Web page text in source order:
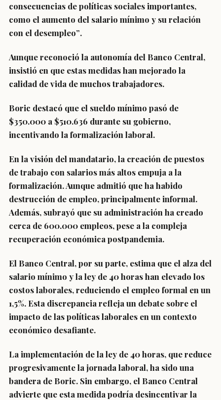
consecuencias de políticas sociales importantes,
como el aumento del salario mínimo y su relación
con el desempleo”.
Aunque reconoció la autonomía del Banco Central,
insistió en que estas medidas han mejorado la
calidad de vida de muchos trabajadores.
Boric destacó que el sueldo mínimo pasó de
$350.000 a $510.636 durante su gobierno,
incentivando la formalización laboral.
En la visión del mandatario, la creación de puestos
de trabajo con salarios más altos empuja a la
formalización. Aunque admitió que ha habido
destrucción de empleo, principalmente informal.
Además, subrayó que su administración ha creado
cerca de 600.000 empleos, pese a la compleja
recuperación económica postpandemia.
El Banco Central, por su parte, estima que el alza del
salario mínimo y la ley de 40 horas han elevado los
costos laborales, reduciendo el empleo formal en un
1,5%. Esta discrepancia refleja un debate sobre el
impacto de las políticas laborales en un contexto
económico desafiante.
La implementación de la ley de 40 horas, que reduce
progresivamente la jornada laboral, ha sido una
bandera de Boric. Sin embargo, el Banco Central
advierte que esta medida podría desincentivar la